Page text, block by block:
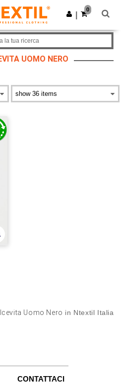
Scarica app
0
UOMO NERO
la tua ricerca
Uomo Nero in Ntextil Italia
CONTATTACI